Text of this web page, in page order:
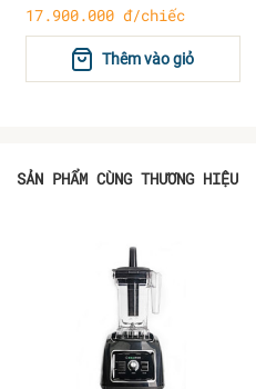
17.900.000 đ/chiếc
Thêm vào giỏ
SẢN PHẨM CÙNG THƯƠNG HIỆU